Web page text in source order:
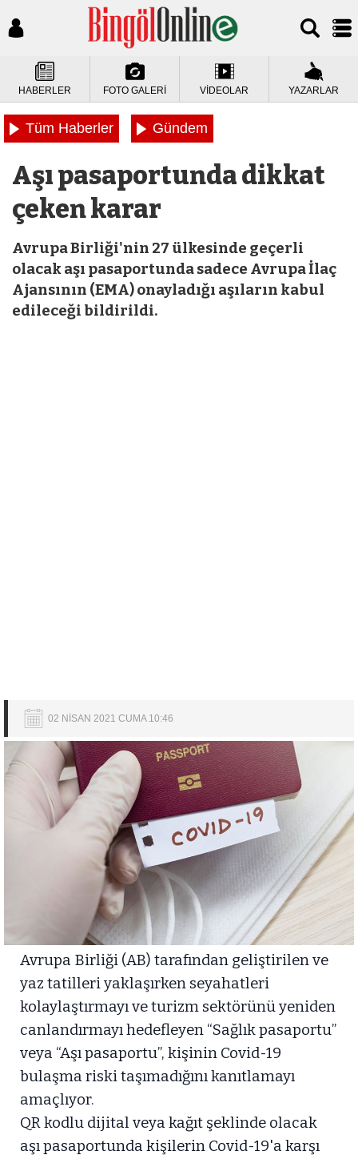
HABERLER FOTO GALERİ VİDEOLAR YAZARLAR
Tüm Haberler Gündem
Aşı pasaportunda dikkat
çeken karar
Avrupa Birliği'nin 27 ülkesinde geçerli
olacak aşı pasaportunda sadece Avrupa İlaç
Ajansının (EMA) onayladığı aşıların kabul
edileceği bildirildi.
02 NİSAN 2021 CUMA 10:46
Avrupa Birliği (AB) tarafından geliştirilen ve
yaz tatilleri yaklaşırken seyahatleri
kolaylaştırmayı ve turizm sektörünü yeniden
canlandırmayı hedefleyen “Sağlık pasaportu”
veya “Aşı pasaportu”, kişinin Covid-19
bulaşma riski taşımadığını kanıtlamayı
amaçlıyor.
QR kodlu dijital veya kağıt şeklinde olacak
aşı pasaportunda kişilerin Covid-19'a karşı